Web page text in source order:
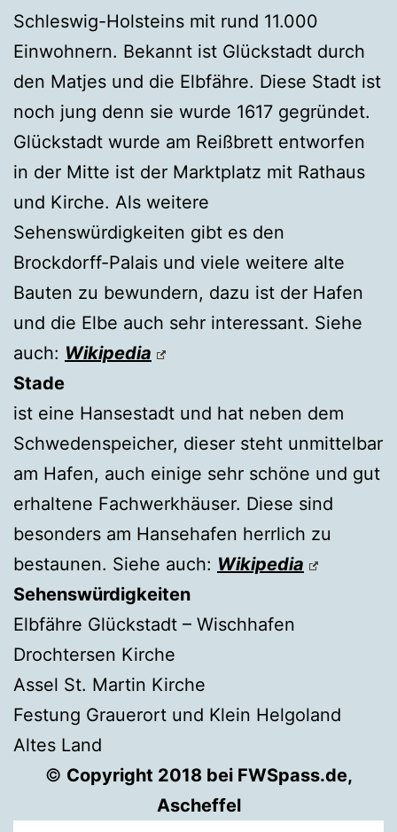
Schleswig-Holsteins mit rund 11.000
Einwohnern. Bekannt ist Glückstadt durch
den Matjes und die Elbfähre. Diese Stadt ist
noch jung denn sie wurde 1617 gegründet.
Glückstadt wurde am Reißbrett entworfen
in der Mitte ist der Marktplatz mit Rathaus
und Kirche. Als weitere
Sehenswürdigkeiten gibt es den
Brockdorff-Palais und viele weitere alte
Bauten zu bewundern, dazu ist der Hafen
und die Elbe auch sehr interessant. Siehe
auch: Wikipedia
Stade
ist eine Hansestadt und hat neben dem
Schwedenspeicher, dieser steht unmittelbar
am Hafen, auch einige sehr schöne und gut
erhaltene Fachwerkhäuser. Diese sind
besonders am Hansehafen herrlich zu
bestaunen. Siehe auch: Wikipedia
Sehenswürdigkeiten
Elbfähre Glückstadt – Wischhafen
Drochtersen Kirche
Assel St. Martin Kirche
Festung Grauerort und Klein Helgoland
Altes Land
© Copyright 2018 bei FWSpass.de,
Ascheffel